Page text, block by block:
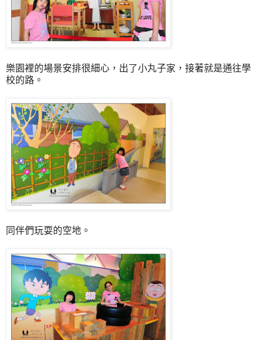
樂園裡的場景安排很細心，出了小丸子家，接著就是通往學
校的路。
同伴們玩耍的空地。